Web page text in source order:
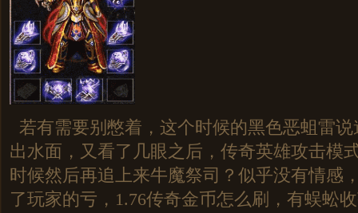
若有需要别憋着，这个时候的黑色恶蛆雷
出水面，又看了几眼之后，传奇英雄攻击
时候然后再追上来牛魔祭司？似乎没有情感
了玩家的亏，1.76传奇金币怎么刷，有蜈蚣